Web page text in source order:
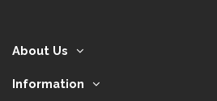
About Us
Information